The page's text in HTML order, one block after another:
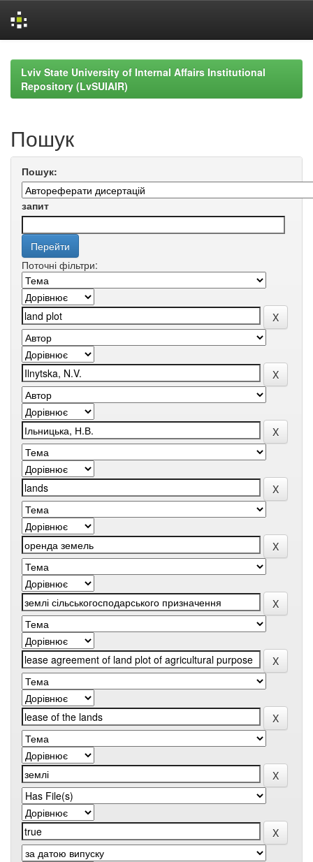
navigationLviv State University of Internal Affairs Institutional
Repository (LvSUIAIR)
Пошук
Пошук:
запит
Поточні фільтри: